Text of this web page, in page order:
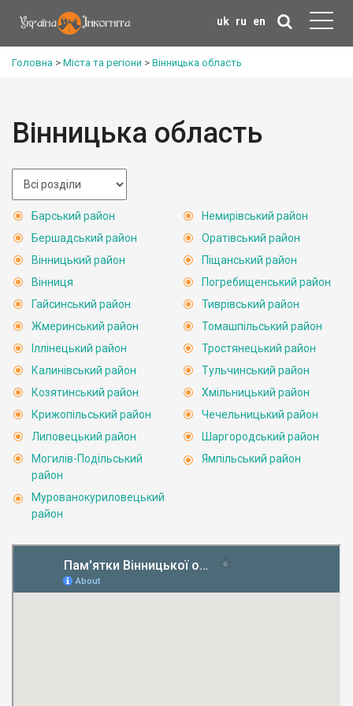
uk ru en
Головна > Міста та регіони > Вінницька область
Вінницька область
Барський район
Бершадський район
Вінницький район
Вінниця
Гайсинський район
Жмеринський район
Іллінецький район
Калинівський район
Козятинський район
Крижопільський район
Липовецький район
Могилів-Подільський
район
Мурованокуриловецький
район
Немирівський район
Оратівський район
Піщанський район
Погребищенський район
Тиврівський район
Томашпільський район
Тростянецький район
Тульчинський район
Хмільницький район
Чечельницький район
Шаргородський район
Ямпільський район